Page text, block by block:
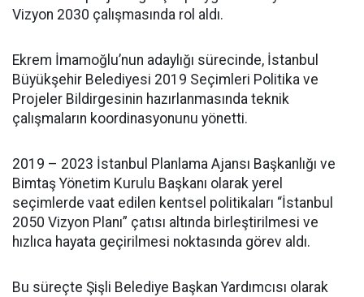
Vizyon 2030 çalışmasında rol aldı.
Ekrem İmamoğlu’nun adaylığı sürecinde, İstanbul
Büyükşehir Belediyesi 2019 Seçimleri Politika ve
Projeler Bildirgesinin hazırlanmasında teknik
çalışmaların koordinasyonunu yönetti.
2019 – 2023 İstanbul Planlama Ajansı Başkanlığı ve
Bimtaş Yönetim Kurulu Başkanı olarak yerel
seçimlerde vaat edilen kentsel politikaları “İstanbul
2050 Vizyon Planı” çatısı altında birleştirilmesi ve
hızlıca hayata geçirilmesi noktasında görev aldı.
Bu süreçte Şişli Belediye Başkan Yardımcısı olarak